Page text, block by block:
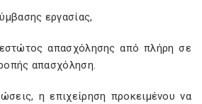
εργασίας,
απασχόλησης από πλήρη σε
απασχόληση.
η επιχείρηση προκειμένου να